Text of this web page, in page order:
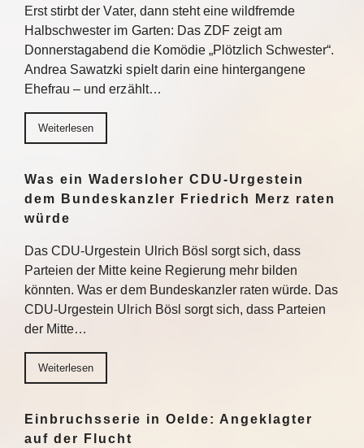
Erst stirbt der Vater, dann steht eine wildfremde
Halbschwester im Garten: Das ZDF zeigt am
Donnerstagabend die Komödie „Plötzlich Schwester“.
Andrea Sawatzki spielt darin eine hintergangene
Ehefrau – und erzählt…
Weiterlesen
Was ein Wadersloher CDU-Urgestein
dem Bundeskanzler Friedrich Merz raten
würde
Das CDU-Urgestein Ulrich Bösl sorgt sich, dass
Parteien der Mitte keine Regierung mehr bilden
könnten. Was er dem Bundeskanzler raten würde. Das
CDU-Urgestein Ulrich Bösl sorgt sich, dass Parteien
der Mitte…
Weiterlesen
Einbruchsserie in Oelde: Angeklagter
auf der Flucht